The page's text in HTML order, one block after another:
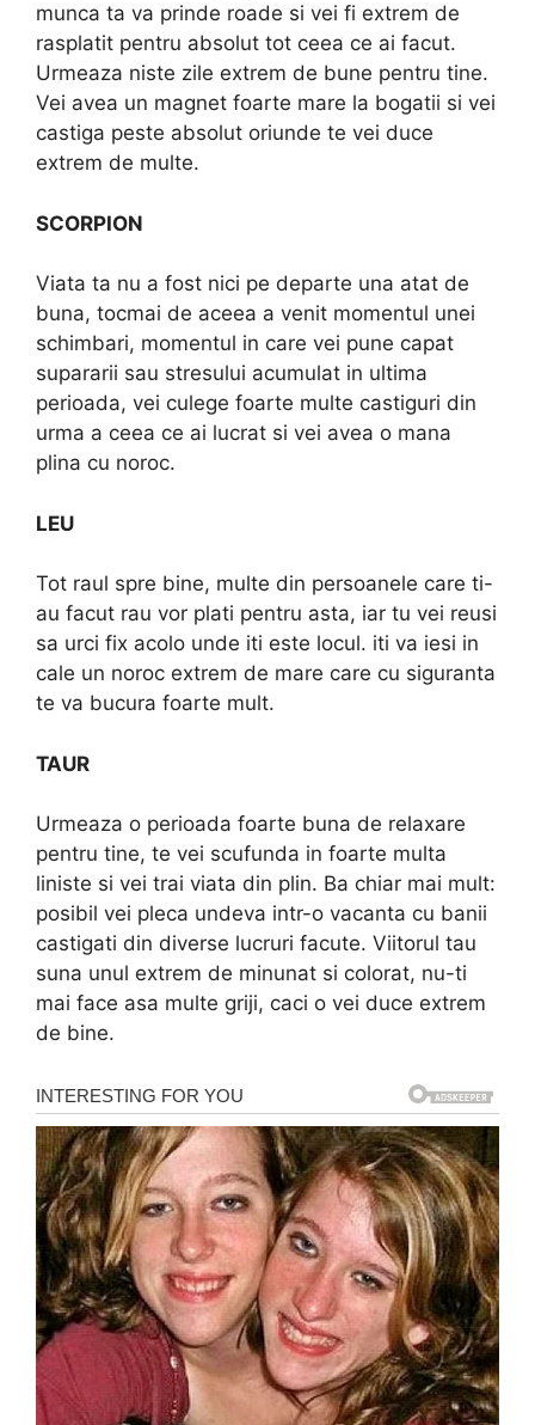
munca ta va prinde roade si vei fi extrem de
rasplatit pentru absolut tot ceea ce ai facut.
Urmeaza niste zile extrem de bune pentru tine.
Vei avea un magnet foarte mare la bogatii si vei
castiga peste absolut oriunde te vei duce
extrem de multe.
SCORPION
Viata ta nu a fost nici pe departe una atat de
buna, tocmai de aceea a venit momentul unei
schimbari, momentul in care vei pune capat
supararii sau stresului acumulat in ultima
perioada, vei culege foarte multe castiguri din
urma a ceea ce ai lucrat si vei avea o mana
plina cu noroc.
LEU
Tot raul spre bine, multe din persoanele care ti-
au facut rau vor plati pentru asta, iar tu vei reusi
sa urci fix acolo unde iti este locul. iti va iesi in
cale un noroc extrem de mare care cu siguranta
te va bucura foarte mult.
TAUR
Urmeaza o perioada foarte buna de relaxare
pentru tine, te vei scufunda in foarte multa
liniste si vei trai viata din plin. Ba chiar mai mult:
posibil vei pleca undeva intr-o vacanta cu banii
castigati din diverse lucruri facute. Viitorul tau
suna unul extrem de minunat si colorat, nu-ti
mai face asa multe griji, caci o vei duce extrem
de bine.